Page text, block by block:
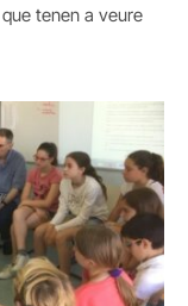
que tenen a veure